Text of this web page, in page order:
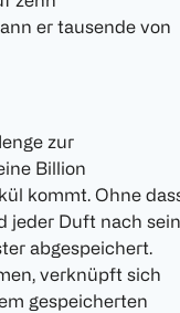
er tausende von
zur
Billion
kommt. Ohne
jeder Duft nach
abgespeichert.
verknüpft sich
gespeicherten